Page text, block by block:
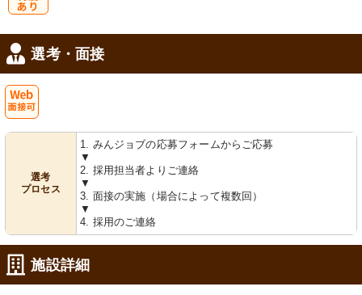
選考・面接
選考
プロセス
1. みんジョブの応募フォームからご応募
▼
2. 採用担当者よりご連絡
▼
3. 面接の実施（場合によって複数回）
▼
4. 採用のご連絡
施設詳細